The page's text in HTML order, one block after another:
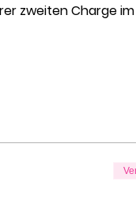
zweiten Charge im